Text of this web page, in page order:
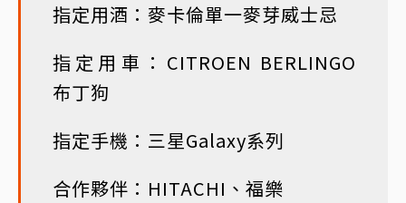
指定用酒：麥卡倫單一麥芽威士忌
指定用車：CITROEN BERLINGO
布丁狗
指定手機：三星Galaxy系列
合作夥伴：HITACHI、福樂